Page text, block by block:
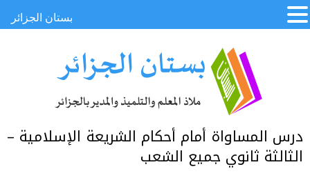
درس المساواة أمام أحكام الشريعة الإسلامية –
الثالثة ثانوي جميع الشعب
بستان الجزائر